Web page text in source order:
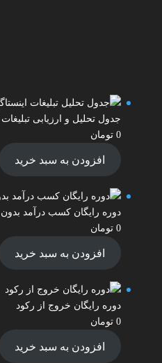
جدول تحلیل و ارزیابی
0 تومان
افزودن به سبد خرید
دوره رایگان کسب درآمد بدون
0 تومان
افزودن به سبد خرید
دوره رایگان خروج از رکود
0 تومان
افزودن به سبد خرید